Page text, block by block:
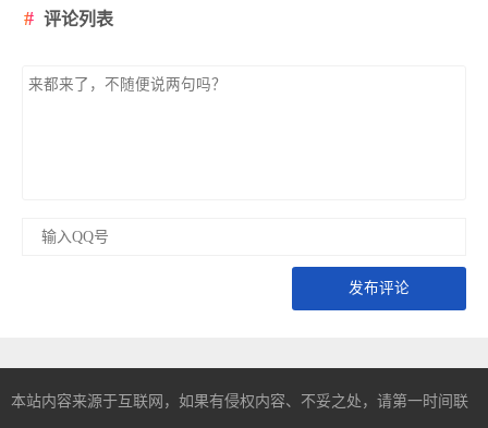
评论列表
发布评论
本站内容来源于互联网，如果有侵权内容、不妥之处，请第一时间联